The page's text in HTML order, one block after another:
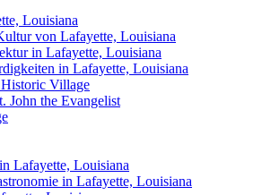
Louisiana
von Lafayette, Louisiana
in Lafayette, Louisiana
in Lafayette, Louisiana
Village
John the Evangelist
Lafayette, Louisiana
in Lafayette, Louisiana